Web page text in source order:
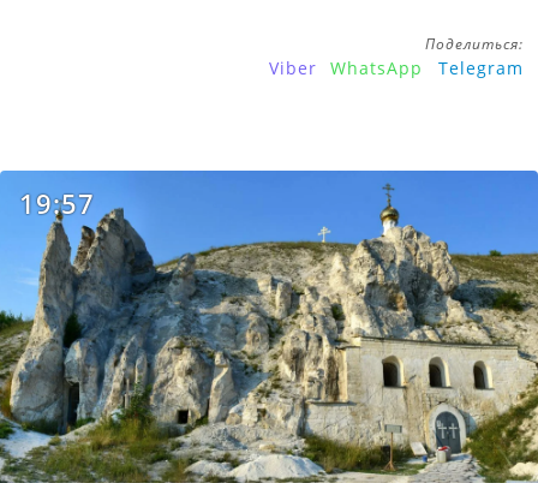
Поделиться:
Viber WhatsApp Telegram
19:57